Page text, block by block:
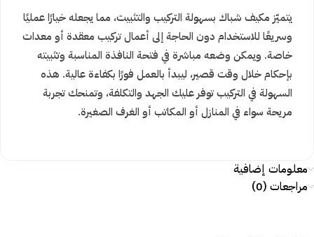
يتميّز مكيف شباك بسهولة التركيب والتثبيت، مما يجعله خيارًا عمليًا
وسريعًا للاستخدام دون الحاجة إلى أعمال تركيب معقدة أو معدات
خاصة. ويمكن وضعه مباشرة في فتحة النافذة المناسبة وتثبيته
بإحكام خلال وقت قصير، ليبدأ بالعمل فورًا بكفاءة عالية. هذه
السهولة في التركيب توفر عليك الجهد والتكلفة، وتمنحك تجربة
مريحة سواء في المنازل أو المكاتب أو الغرف الصغيرة.
معلومات إضافية
مراجعات (0)